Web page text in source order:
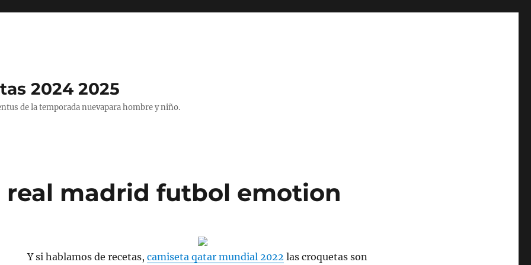
2024 2025
de la temporada nuevapara hombre y niño.
real madrid futbol emotion
Y si hablamos de recetas,camiseta qatar mundial 2022 las croquetas son